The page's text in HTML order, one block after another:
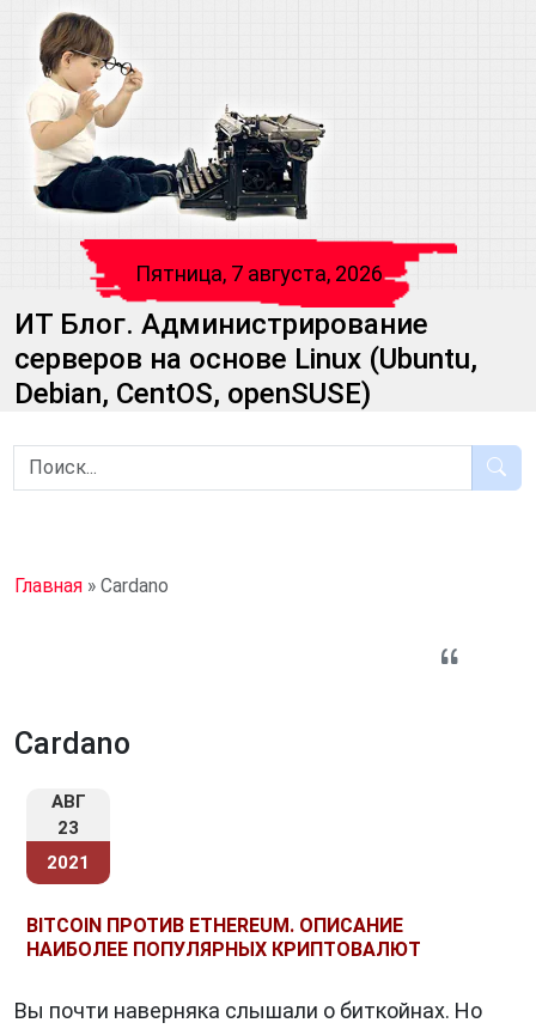
Пятница, 7 августа, 2026
ИТ Блог. Администрирование
серверов на основе Linux (Ubuntu,
Debian, CentOS, openSUSE)
Главная » Cardano
Cardano
АВГ
23
2021
BITCOIN ПРОТИВ ETHEREUM. ОПИСАНИЕ
НАИБОЛЕЕ ПОПУЛЯРНЫХ КРИПТОВАЛЮТ
Вы почти наверняка слышали о биткойнах. Но